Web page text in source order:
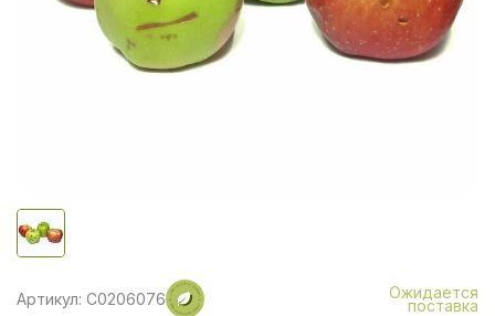
Артикул: C0206076 Ожидается
поставка